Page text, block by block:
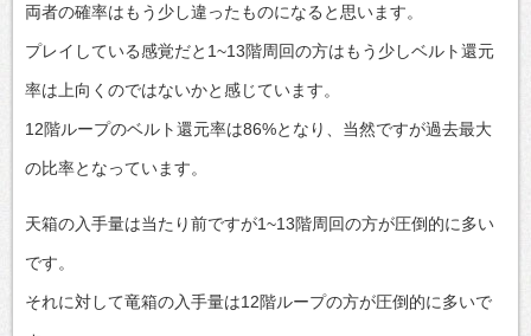
両者の確率はもう少し違ったものになると思います。
プレイしている感覚だと1~13階周回の方はもう少しベルト還元
率は上向くのではないかと感じています。
12階ループのベルト還元率は86%となり、当然ですが過去最大
の比率となっています。
天箱の入手量は当たり前ですが1~13階周回の方が圧倒的に多い
です。
それに対して竜箱の入手量は12階ループの方が圧倒的に多いで